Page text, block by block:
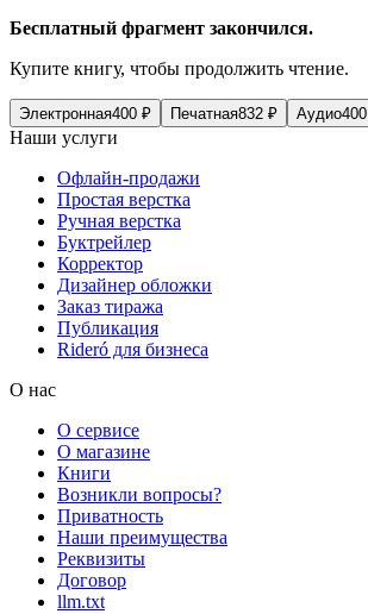
Бесплатный фрагмент закончился.
Купите книгу, чтобы продолжить чтение.
Электронная400 ₽ Печатная832 ₽ Аудио400
Наши услуги
Офлайн-продажи
Простая верстка
Ручная верстка
Буктрейлер
Корректор
Дизайнер обложки
Заказ тиража
Публикация
Rideró для бизнеса
О нас
О сервисе
О магазине
Книги
Возникли вопросы?
Приватность
Наши преимущества
Реквизиты
Договор
llm.txt